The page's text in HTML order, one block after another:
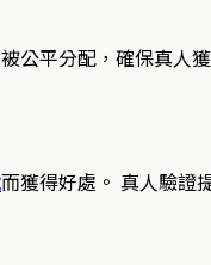
公平分配，確保真人
而獲得好處。 真人驗證